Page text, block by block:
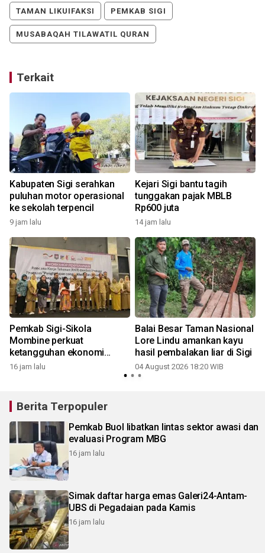
TAMAN LIKUIFAKSI PEMKAB SIGI
MUSABAQAH TILAWATIL QURAN
Terkait
Kabupaten Sigi serahkan
puluhan motor operasional
ke sekolah terpencil
9 jam lalu
Kejari Sigi bantu tagih
tunggakan pajak MBLB
Rp600 juta
14 jam lalu
Pemkab Sigi-Sikola
Mombine perkuat
ketangguhan ekonomi
kelompok rentan
16 jam lalu
Balai Besar Taman Nasional
Lore Lindu amankan kayu
hasil pembalakan liar di Sigi
04 August 2026 18:20 WIB
Berita Terpopuler
Pemkab Buol libatkan lintas sektor awasi dan
evaluasi Program MBG
16 jam lalu
Simak daftar harga emas Galeri24-Antam-
UBS di Pegadaian pada Kamis
16 jam lalu